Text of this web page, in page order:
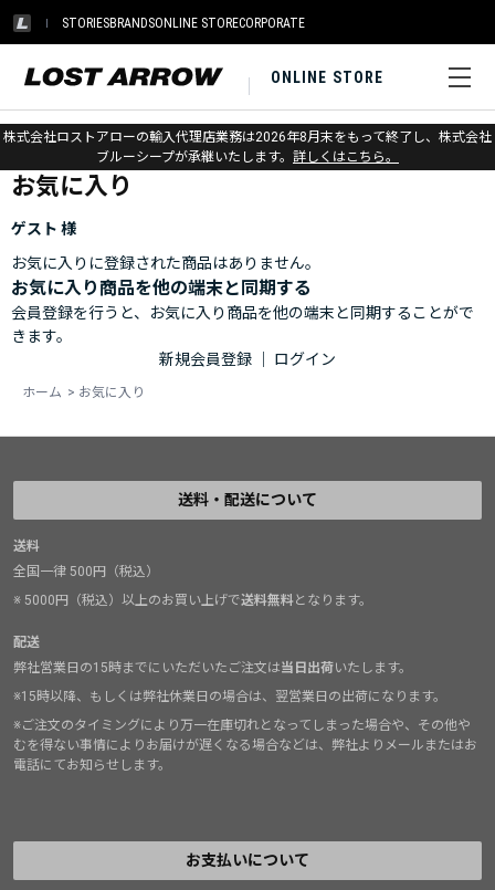
STORIESBRANDSONLINE STORECORPORATE
ONLINE STORE
株式会社ロストアローの輸入代理店業務は2026年8月末をもって終了し、株式会社
ブルーシープが承継いたします。 詳しくはこちら。
ホーム > お気に入り
お気に入り
ゲスト 様
お気に入りに登録された商品はありません。
お気に入り商品を他の端末と同期する
会員登録を行うと、お気に入り商品を他の端末と同期することがで
きます。
新規会員登録
ログイン
ホーム > お気に入り
送料・配送について
送料
全国一律 500円（税込）
※ 5000円（税込）以上のお買い上げで送料無料となります。
配送
弊社営業日の15時までにいただいたご注文は当日出荷いたします。
※15時以降、もしくは弊社休業日の場合は、翌営業日の出荷になります。
※ご注文のタイミングにより万一在庫切れとなってしまった場合や、その他や
むを得ない事情によりお届けが遅くなる場合などは、弊社よりメールまたはお
電話にてお知らせします。
お支払いについて